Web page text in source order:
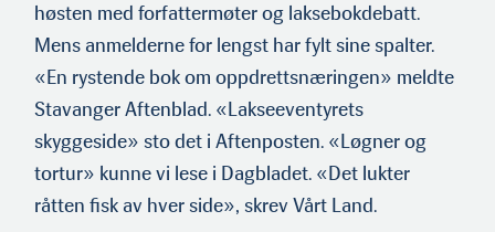
høsten med forfattermøter og laksebokdebatt.
Mens anmelderne for lengst har fylt sine spalter.
«En rystende bok om oppdrettsnæringen» meldte
Stavanger Aftenblad. «Lakseeventyrets
skyggeside» sto det i Aftenposten. «Løgner og
tortur» kunne vi lese i Dagbladet. «Det lukter
råtten fisk av hver side», skrev Vårt Land.